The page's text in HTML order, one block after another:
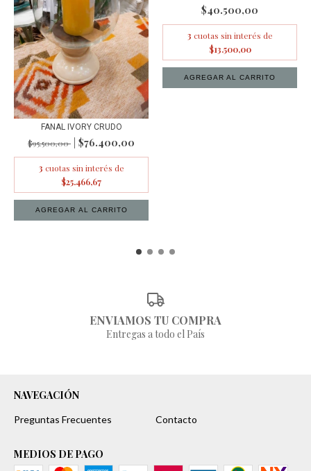
FANAL IVORY CRUDO
$95.500,00 $76.400,00
3 cuotas sin interés de
$25.466,67
$40.500,00
3 cuotas sin interés de
$13.500,00
AGREGAR AL CARRITO
ENVIAMOS TU COMPRA
Entregas a todo el País
NAVEGACIÓN
Preguntas Frecuentes Contacto
MEDIOS DE PAGO